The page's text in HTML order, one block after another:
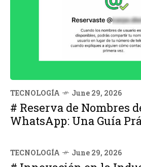
TECNOLOGÍA June 29, 2026
# Reserva de Nombres
WhatsApp: Una Guía
TECNOLOGÍA June 29, 2026